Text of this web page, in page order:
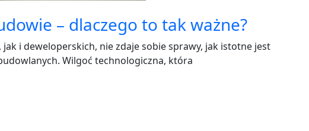
– dlaczego to tak ważne?
i deweloperskich, nie zdaje sobie sprawy, jak istotne jest
Wilgoć technologiczna, która